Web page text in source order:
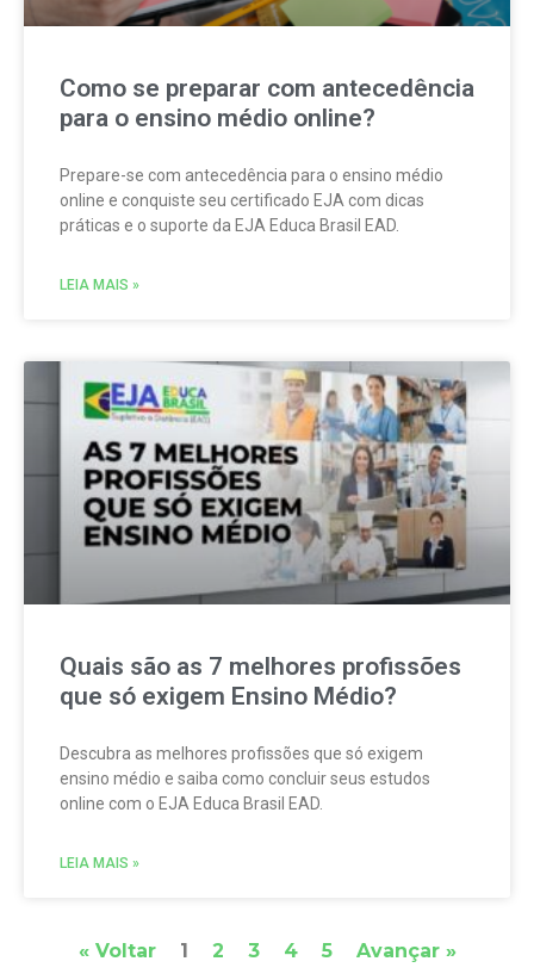
Como se preparar com antecedência
para o ensino médio online?
Prepare-se com antecedência para o ensino médio
online e conquiste seu certificado EJA com dicas
práticas e o suporte da EJA Educa Brasil EAD.
LEIA MAIS »
Quais são as 7 melhores profissões
que só exigem Ensino Médio?
Descubra as melhores profissões que só exigem
ensino médio e saiba como concluir seus estudos
online com o EJA Educa Brasil EAD.
LEIA MAIS »
« Voltar 1 2 3 4 5 Avançar »